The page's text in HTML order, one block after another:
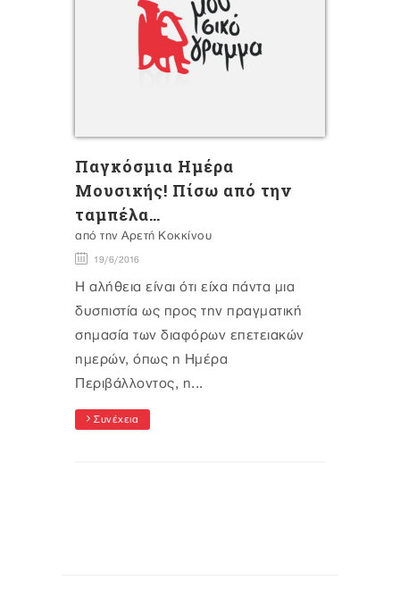
Παγκόσμια Ημέρα
Μουσικής! Πίσω από την
ταμπέλα…
από την Αρετή Κοκκίνου
19/6/2016
Η αλήθεια είναι ότι είχα πάντα μια
δυσπιστία ως προς την πραγματική
σημασία των διαφόρων επετειακών
ημερών, όπως η Ημέρα
Περιβάλλοντος, η...
Συνέχεια